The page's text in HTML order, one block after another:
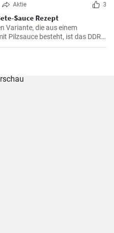
Aktie 3
Sauce Rezept
Variante, die aus einem
Pilzsauce besteht, ist das DDR-
mit
Freunde bietet.